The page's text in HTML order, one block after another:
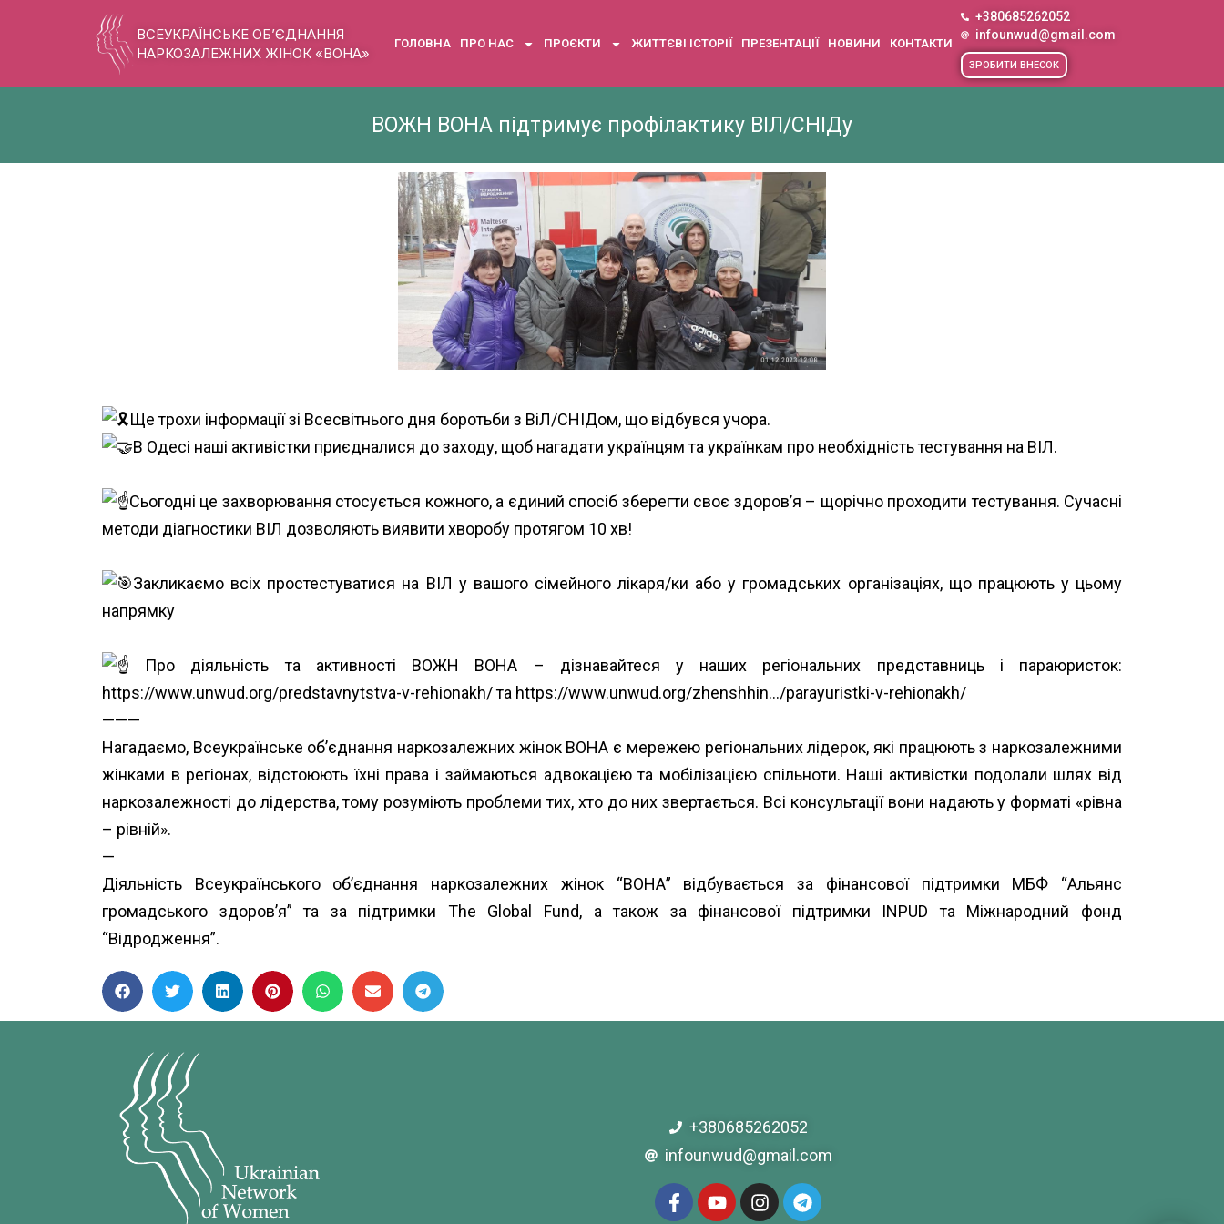
ВСЕУКРАЇНСЬКЕ ОБ’ЄДНАННЯ
НАРКОЗАЛЕЖНИХ ЖІНОК «ВОНА»
ГОЛОВНА ПРО НАС ПРОЄКТИ ЖИТТЄВІ ІСТОРІЇ ПРЕЗЕНТАЦІЇ НОВИНИ КОНТАКТИ
+380685262052
infounwud@gmail.com
ЗРОБИТИ ВНЕСОК
ВОЖН ВОНА підтримує профілактику ВІЛ/СНІДу
Ще трохи інформації зі Всесвітнього дня боротьби з ВіЛ/СНІДом, що відбувся учора.
В Одесі наші активістки приєдналися до заходу, щоб нагадати українцям та українкам про необхідність тестування на ВІЛ.
Сьогодні це захворювання стосується кожного, а єдиний спосіб зберегти своє здоровʼя – щорічно проходити тестування. Сучасні
методи діагностики ВІЛ дозволяють виявити хворобу протягом 10 хв!
Закликаємо всіх простестуватися на ВІЛ у вашого сімейного лікаря/ки або у громадських організаціях, що працюють у цьому
напрямку
Про діяльність та активності ВОЖН ВОНА – дізнавайтеся у наших регіональних представниць і параюристок:
https://www.unwud.org/predstavnytstva-v-rehionakh/та https://www.unwud.org/zhenshhin…/parayuristki-v-rehionakh/
———
Нагадаємо, Всеукраїнське об’єднання наркозалежних жінок ВОНА є мережею регіональних лідерок, які працюють з наркозалежними
жінками в регіонах, відстоюють їхні права і займаються адвокацією та мобілізацією спільноти. Наші активістки подолали шлях від
наркозалежності до лідерства, тому розуміють проблеми тих, хто до них звертається. Всі консультації вони надають у форматі «рівна
– рівній».
—
Діяльність Всеукраїнського об’єднання наркозалежних жінок “ВОНА” відбувається за фінансової підтримки МБФ “Альянс
громадського здоров’я”та за підтримки The Global Fund, а також за фінансової підтримки INPUD та Міжнародний фонд
“Відродження”.
+380685262052
infounwud@gmail.com